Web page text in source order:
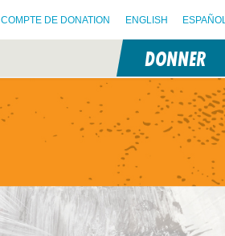
COMPTE DE DONATION ENGLISH ESPAÑOL
DONNER